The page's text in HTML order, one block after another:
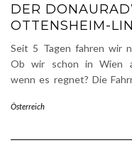
DER
OTTENSHEIM-
Seit 5 Tagen fahren wir
Ob wir schon in Wien
wenn es regnet? Die
Österreich